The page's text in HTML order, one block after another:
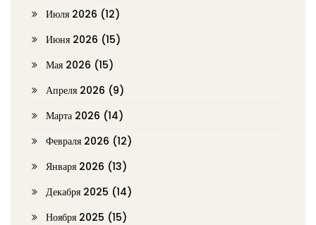
Июля 2026 (12)
Июня 2026 (15)
Мая 2026 (15)
Апреля 2026 (9)
Марта 2026 (14)
Февраля 2026 (12)
Января 2026 (13)
Декабря 2025 (14)
Ноября 2025 (15)